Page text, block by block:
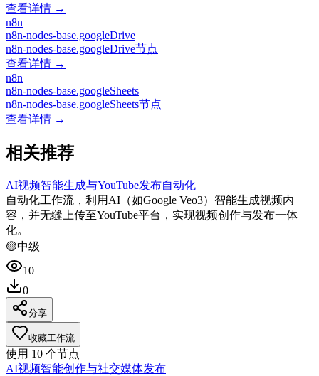
查看详情 →
n8n
n8n-nodes-base.googleDrive
n8n-nodes-base.googleDrive节点
查看详情 →
n8n
n8n-nodes-base.googleSheets
n8n-nodes-base.googleSheets节点
查看详情 →
相关推荐
AI视频智能生成与YouTube发布自动化
自动化工作流，利用AI（如Google Veo3）智能生成视频内
容，并无缝上传至YouTube平台，实现视频创作与发布一体
化。
🟡中级
10
0
分享
收藏工作流
使用 10 个节点
AI视频智能创作与社交媒体发布